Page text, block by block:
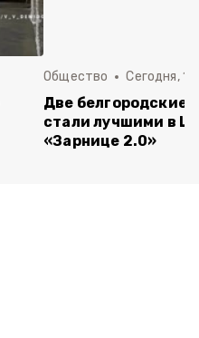
Общество Сегодня,
Две белгородские
стали лучшими в
«Зарнице 2.0»